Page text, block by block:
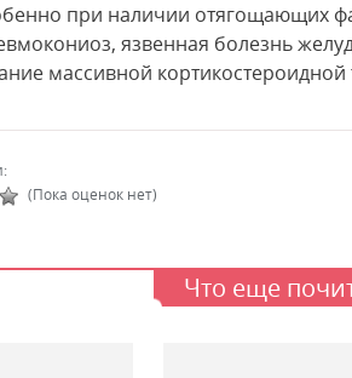
при наличии отягощающих
язвенная болезнь
массивной кортикостероидной
(Пока оценок нет)
Что еще